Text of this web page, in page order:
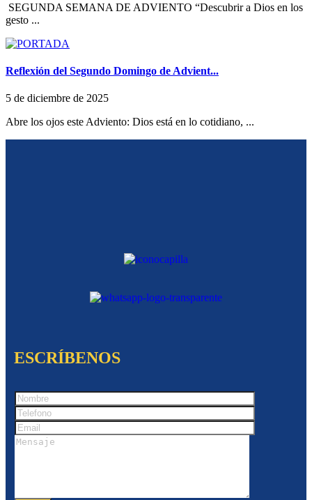
SEGUNDA SEMANA DE ADVIENTO “Descubrir a Dios en los
gesto ...
Reflexión del Segundo Domingo de Advient...
5 de diciembre de 2025
Abre los ojos este Adviento: Dios está en lo cotidiano, ...
ESCRÍBENOS